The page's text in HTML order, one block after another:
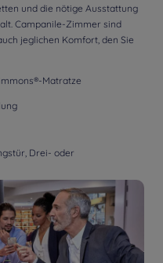
und die nötige Ausstattung
Campanile-Zimmer sind
jeglichen Komfort, den Sie
Matratze
Drei- oder